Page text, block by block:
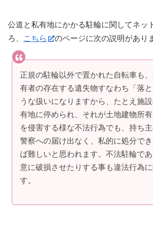
公道と私有地にかかる駐輪に関してネッ
ろ、
こちら のページに次の説明があり
正規の駐輪以外で置かれた自転車も
有者の存在する遺失物すなわち「落
うな扱いになりますから、たとえ施
有地に停められ、それが土地建物所
を侵害する様な不法行為でも、持ち
警察への届け出なく、私的に処分でき
ば難しいと思われます。不法駐輪で
意に破損させたりする事も違法行為に
す。